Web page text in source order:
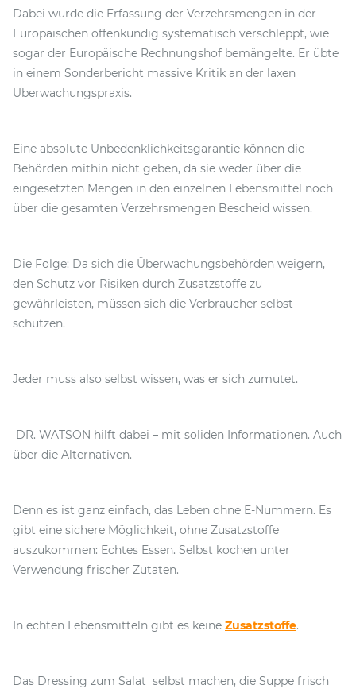
Dabei wurde die Erfassung der Verzehrsmengen in der
Europäischen offenkundig systematisch verschleppt, wie
sogar der Europäische Rechnungshof bemängelte. Er übte
in einem Sonderbericht massive Kritik an der laxen
Überwachungspraxis.
Eine absolute Unbedenklichkeitsgarantie können die
Behörden mithin nicht geben, da sie weder über die
eingesetzten Mengen in den einzelnen Lebensmittel noch
über die gesamten Verzehrsmengen Bescheid wissen.
Die Folge: Da sich die Überwachungsbehörden weigern,
den Schutz vor Risiken durch Zusatzstoffe zu
gewährleisten, müssen sich die Verbraucher selbst
schützen.
Jeder muss also selbst wissen, was er sich zumutet.
DR. WATSON hilft dabei – mit soliden Informationen. Auch
über die Alternativen.
Denn es ist ganz einfach, das Leben ohne E-Nummern. Es
gibt eine sichere Möglichkeit, ohne Zusatzstoffe
auszukommen: Echtes Essen. Selbst kochen unter
Verwendung frischer Zutaten.
In echten Lebensmitteln gibt es keine Zusatzstoffe.
Das Dressing zum Salat selbst machen, die Suppe frisch